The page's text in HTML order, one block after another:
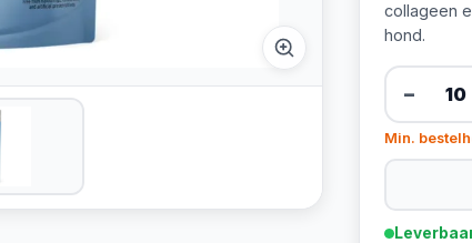
collageen
hond.
−
Min.